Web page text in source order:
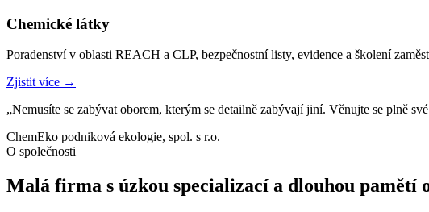
Chemické látky
Poradenství v oblasti REACH a CLP, bezpečnostní listy, evidence a školení
Zjistit více →
„Nemusíte se zabývat oborem, kterým se detailně zabývají jiní. Věnujte se plně
ChemEko podniková ekologie, spol. s r.o.
O společnosti
Malá firma s úzkou specializací a dlouhou pamětí